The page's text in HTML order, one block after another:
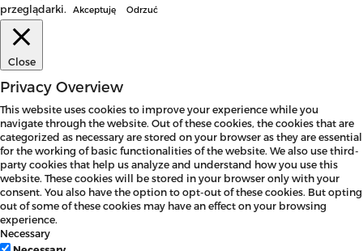
przeglądarki.
Akceptuję Odrzuć
Close
Privacy Overview
This website uses cookies to improve your experience while you
navigate through the website. Out of these cookies, the cookies that are
categorized as necessary are stored on your browser as they are essential
for the working of basic functionalities of the website. We also use third-
party cookies that help us analyze and understand how you use this
website. These cookies will be stored in your browser only with your
consent. You also have the option to opt-out of these cookies. But opting
out of some of these cookies may have an effect on your browsing
experience.
Necessary